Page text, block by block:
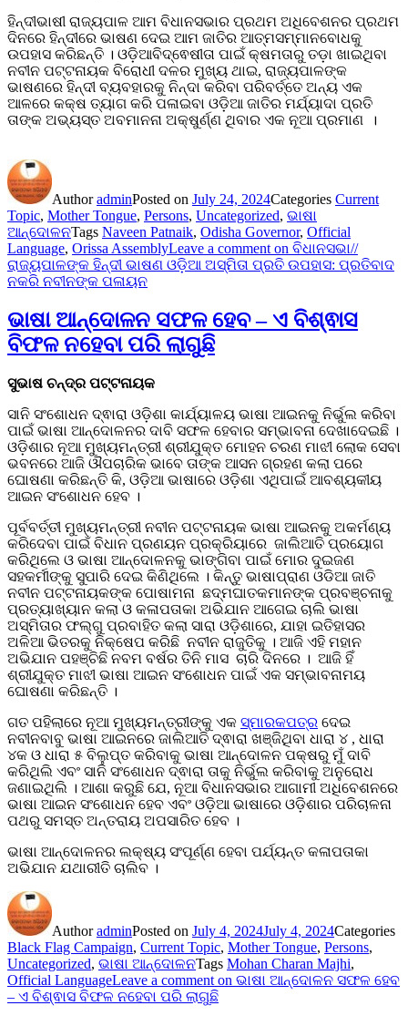
ହିନ୍ଦୀଭାଷୀ ରାଜ୍ୟପାଳ ଆମ ବିଧାନସଭାର ପ୍ରଥମ ଅଧିବେଶନର ପ୍ରଥମ
ଦିନରେ ହିନ୍ଦୀରେ ଭାଷଣ ଦେଇ ଆମ ଜାତିର ଆତ୍ମସମ୍ମାନବୋଧକୁ
ଉପହାସ କରିଛନ୍ତି । ଓଡ଼ିଆବିଦ୍ଵେଷୀତା ପାଇଁ କ୍ଷମତାରୁ ତଡ଼ା ଖାଇଥିବା
ନବୀନ ପଟ୍ଟନାୟକ ବିରୋଧୀ ଦଳର ମୁଖ୍ୟ ଥାଇ, ରାଜ୍ୟପାଳଙ୍କ
ଭାଷଣରେ ହିନ୍ଦୀ ବ୍ୟବହାରକୁ ନିନ୍ଦା କରିବା ପରିବର୍ତ୍ତେ ଅନ୍ୟ ଏକ
ଆଳରେ କକ୍ଷ ତ୍ୟାଗ କରି ପଳାଇବା ଓଡ଼ିଆ ଜାତିର ମର୍ଯ୍ୟାଦା ପ୍ରତି
ତାଙ୍କ ଅଭ୍ୟସ୍ତ ଅବମାନନା ଅକ୍ଷୁର୍ଣ୍ଣ ଥିବାର ଏକ ନୂଆ ପ୍ରମାଣ ।
AuthoradminPosted on July 24, 2024Categories Current
Topic, Mother Tongue, Persons, Uncategorized, ଭାଷା
ଆନ୍ଦୋଳନTags Naveen Patnaik, Odisha Governor, Official
Language, Orissa AssemblyLeave a comment on ବିଧାନସଭା//
ରାଜ୍ୟପାଳଙ୍କ ହିନ୍ଦୀ ଭାଷଣ ଓଡ଼ିଆ ଅସ୍ମିତା ପ୍ରତି ଉପହାସ: ପ୍ରତିବାଦ
ନକରି ନବୀନଙ୍କ ପଳାୟନ
ଭାଷା ଆନ୍ଦୋଳନ ସଫଳ ହେବ – ଏ ବିଶ୍ଵାସ
ବିଫଳ ନହେବା ପରି ଲାଗୁଛି
ସୁଭାଷ ଚନ୍ଦ୍ର ପଟ୍ଟନାୟକ
ସାନି ସଂଶୋଧନ ଦ୍ଵାରା ଓଡ଼ିଶା କାର୍ଯ୍ୟାଳୟ ଭାଷା ଆଇନକୁ ନିର୍ଭୁଲ କରିବା
ପାଇଁ ଭାଷା ଆନ୍ଦୋଳନର ଦାବି ସଫଳ ହେବାର ସମ୍ଭାବନା ଦେଖାଦେଇଛି ।
ଓଡ଼ିଶାର ନୂଆ ମୁଖ୍ୟମନ୍ତ୍ରୀ ଶ୍ରୀଯୁକ୍ତ ମୋହନ ଚରଣ ମାଝୀ ଲୋକ ସେବା
ଭବନରେ ଆଜି ଔପଚାରିକ ଭାବେ ତାଙ୍କ ଆସନ ଗ୍ରହଣ କଲା ପରେ
ଘୋଷଣା କରିଛନ୍ତି କି, ଓଡ଼ିଆ ଭାଷାରେ ଓଡ଼ିଶା ଏଥିପାଇଁ ଆବଶ୍ୟକୀୟ
ଆଇନ ସଂଶୋଧନ ହେବ ।
ପୂର୍ବବର୍ତ୍ତୀ ମୁଖ୍ୟମନ୍ତ୍ରୀ ନବୀନ ପଟ୍ଟନାୟକ ଭାଷା ଆଇନକୁ ଅକର୍ମଣ୍ୟ
କରିଦେବା ପାଇଁ ବିଧାନ ପ୍ରଣୟନ ପ୍ରକ୍ରିୟାରେ ଜାଲିଆତି ପ୍ରୟୋଗ
କରିଥିଲେ ଓ ଭାଷା ଆନ୍ଦୋଳନକୁ ଭାଙ୍ଗିବା ପାଇଁ ମୋର ଦୁଇଜଣ
ସହକର୍ମୀଙ୍କୁ ସୁପାରି ଦେଇ କିଣିଥିଲେ । କିନ୍ତୁ ଭାଷାପ୍ରାଣ ଓଡିଆ ଜାତି
ନବୀନ ପଟ୍ଟନାୟକଙ୍କ ପୋଷାମନା ଛଦ୍ମଘାତକମାନଙ୍କ ପ୍ରବଞ୍ଚନାକୁ
ପ୍ରତ୍ୟାଖ୍ୟାନ କଲା ଓ କଳାପତାକା ଅଭିଯାନ ଆଗେଇ ଚାଲି ଭାଷା
ଅସ୍ମିତାର ଫଲ୍ଗୁ ପ୍ରବାହିତ କଲା ସାରା ଓଡ଼ିଶାରେ, ଯାହା ଇତିହାସର
ଅଳିଆ ଭିତରକୁ ନିକ୍ଷେପ କରିଛି ନବୀନ ରାଜୁତିକୁ । ଆଜି ଏହି ମହାନ
ଅଭିଯାନ ପହଞ୍ଚିଛି ନବମ ବର୍ଷର ତିନି ମାସ ଚାରି ଦିନରେ । ଆଜି ହିଁ
ଶ୍ରୀଯୁକ୍ତ ମାଝୀ ଭାଷା ଆଇନ ସଂଶୋଧନ ପାଇଁ ଏକ ସମ୍ଭାବନାମୟ
ଘୋଷଣା କରିଛନ୍ତି ।
ଗତ ପହିଲାରେ ନୂଆ ମୁଖ୍ୟମନ୍ତ୍ରୀଙ୍କୁ ଏକ ସ୍ମାରକପତ୍ର ଦେଇ
ନବୀନବାବୁ ଭାଷା ଆଇନରେ ଜାଲିଆତି ଦ୍ଵାରା ଖଞ୍ଜିଥିବା ଧାରା ୪ , ଧାରା
୪କ ଓ ଧାରା ୫ ବିଲୁପ୍ତ କରିବାକୁ ଭାଷା ଆନ୍ଦୋଳନ ପକ୍ଷରୁ ମୁଁ ଦାବି
କରିଥିଲି ଏବଂ ସାନି ସଂଶୋଧନ ଦ୍ଵାରା ତାକୁ ନିର୍ଭୁଲ କରିବାକୁ ଅନୁରୋଧ
ଜଣାଇଥିଲି । ଆଶା କରୁଛି ଯେ, ନୂଆ ବିଧାନସଭାର ଆଗାମୀ ଅଧିବେଶନରେ
ଭାଷା ଆଇନ ସଂଶୋଧନ ହେବ ଏବଂ ଓଡ଼ିଆ ଭାଷାରେ ଓଡ଼ିଶାର ପରିଚାଳନା
ପଥରୁ ସମସ୍ତ ଅନ୍ତରାୟ ଅପସାରିତ ହେବ ।
ଭାଷା ଆନ୍ଦୋଳନର ଲକ୍ଷ୍ୟ ସଂପୂର୍ଣ୍ଣ ହେବା ପର୍ଯ୍ୟନ୍ତ କଳାପତାକା
ଅଭିଯାନ ଯଥାରୀତି ଚାଲିବ ।
AuthoradminPosted on July 4, 2024July 4, 2024Categories
Black Flag Campaign, Current Topic, Mother Tongue, Persons,
Uncategorized, ଭାଷା ଆନ୍ଦୋଳନTags Mohan Charan Majhi,
Official LanguageLeave a comment on ଭାଷା ଆନ୍ଦୋଳନ ସଫଳ ହେବ
– ଏ ବିଶ୍ଵାସ ବିଫଳ ନହେବା ପରି ଲାଗୁଛି